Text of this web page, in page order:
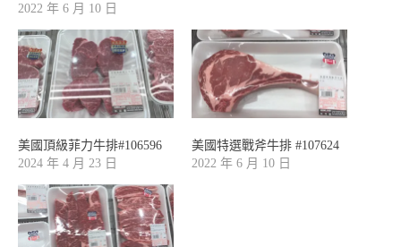
2022 年 6 月 10 日
美國頂級菲力牛排#106596
2024 年 4 月 23 日
美國特選戰斧牛排 #107624
2022 年 6 月 10 日